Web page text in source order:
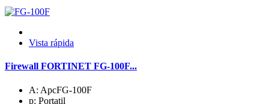
Vista rápida
Firewall FORTINET FG-100F...
A: ApcFG-100F
p: Portatil